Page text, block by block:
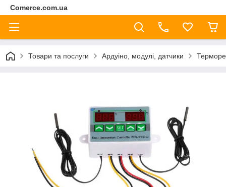
Comerce.com.ua
Товари та послуги Ардуіно, модулі, датчики